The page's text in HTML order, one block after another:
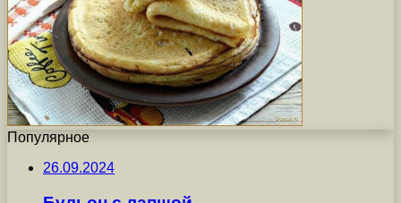
Популярное
26.09.2024